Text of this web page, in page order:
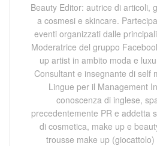
Beauty Editor: autrice di articoli,
a cosmesi e skincare.
eventi organizzati dalle
Moderatrice del gruppo
up artist in ambito moda e
Consultant e insegnante di self
Lingue per il Management
conoscenza di inglese,
precedentemente PR e addetta
di cosmetica, make up e
trousse make up